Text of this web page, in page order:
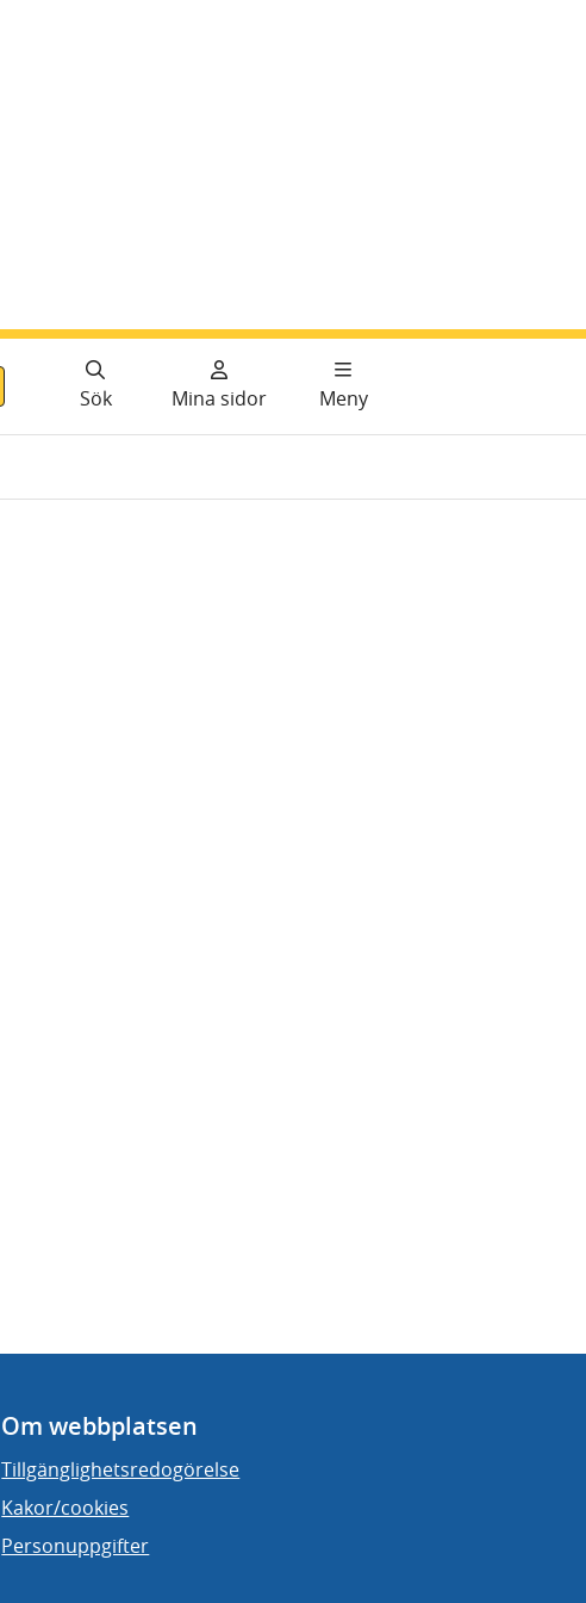
Sök Mina sidor Meny
Om webbplatsen
Tillgänglighetsredogörelse
Kakor/cookies
Personuppgifter